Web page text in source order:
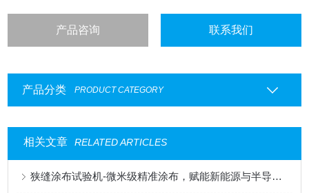
产品咨询 联系我们
产品分类 PRODUCT CATEGORY
相关文章 RELATED ARTICLES
狭缝涂布试验机-微米级精准涂布，赋能新能源与半导体科研创新